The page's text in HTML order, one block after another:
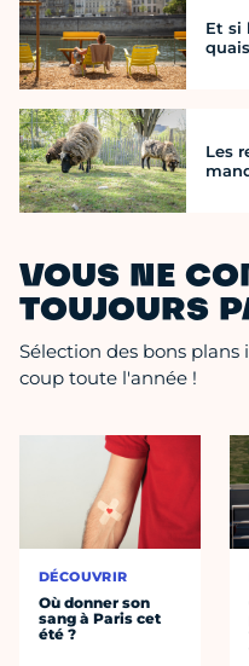
Et si
Les
VOUS NE
TOUJOURS
Sélection des bons
coup toute l'année !
DÉCOUVRIR
Où donner son
sang à Paris cet
été ?